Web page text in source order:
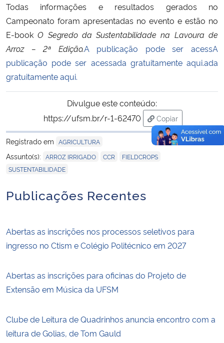
Todas informações e resultados gerados no
Campeonato foram apresentadas no evento e estão no
E-bookO Segredo da Sustentabilidade na Lavoura de
Arroz – 2ª Edição.A publicação pode ser acessA
publicação pode ser acessada gratuitamente aqui.ada
gratuitamente aqui.
Divulgue este conteúdo:
https://ufsm.br/r-1-62470
Copiar
para área de
Registrado em AGRICULTURA
Assunto(s): ARROZ IRRIGADO CCR FIELDCROPS
SUSTENTABILIDADE
Publicações Recentes
Abertas as inscrições nos processos seletivos para
ingresso no Ctism e Colégio Politécnico em 2027
Abertas as inscrições para oficinas do Projeto de
Extensão em Música da UFSM
Clube de Leitura de Quadrinhos anuncia encontro com a
leitura de Golias, de Tom Gauld